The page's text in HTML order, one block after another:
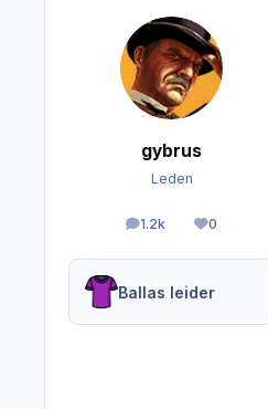
gybrus
Leden
1.2k
berichten0
Reputation
Ballas leider